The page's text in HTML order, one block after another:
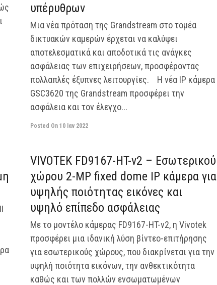
υπέρυθρων
Μια νέα πρόταση της Grandstream στο τομέα
δικτυακών καμερών έρχεται να καλύψει
αποτελεσματικά και αποδοτικά τις ανάγκες
ασφάλειας των επιχειρήσεων, προσφέροντας
πολλαπλές έξυπνες λειτουργίες. Η νέα IP κάμερα
GSC3620 της Grandstream προσφέρει την
ασφάλεια και τον έλεγχο...
Posted On 10 Ιαν 2022
VIVOTEK FD9167-HT-v2 – Εσωτερικού
χώρου 2-MP fixed dome ΙP κάμερα για
υψηλής ποιότητας εικόνες και
υψηλό επίπεδο ασφάλειας
Με το μοντέλο κάμερας FD9167-HT-v2, η Vivotek
προσφέρει μια ιδανική λύση βίντεο-επιτήρησης
για εσωτερικούς χώρους, που διακρίνεται για την
υψηλή ποιότητα εικόνων, την ανθεκτικότητα
καθώς και των πολλών ενσωματωμένων